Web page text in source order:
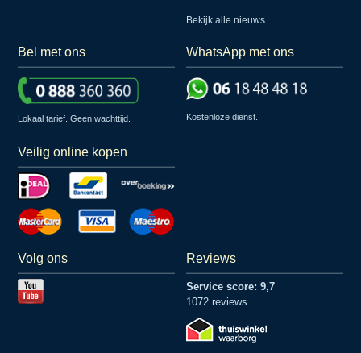
Bekijk alle nieuws
Bel met ons
Lokaal tarief. Geen wachttijd.
WhatsApp met ons
Kostenloze dienst.
Veilig online kopen
Volg ons Reviews
Service score: 9,7
1072 reviews